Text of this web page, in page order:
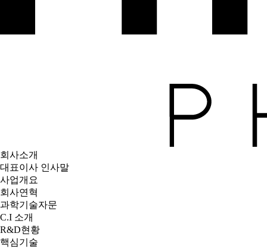
회사소개
대표이사 인사말
사업개요
회사연혁
과학기술자문
C.I 소개
R&D현황
핵심기술